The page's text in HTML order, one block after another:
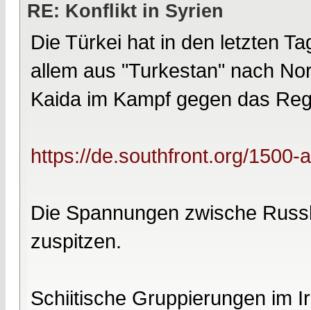
RE: Konflikt in Syrien
Die Türkei hat in den letzten
allem aus "Turkestan" nach
Kaida im Kampf gegen das
https://de.southfront.org/1500-
Die Spannungen zwische
zuspitzen.
Schiitische Gruppierungen im